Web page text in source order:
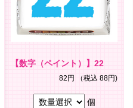
【数字（ペイント）】22
82円 （税込 88円)
個